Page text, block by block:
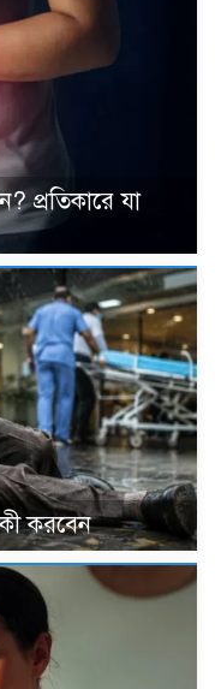
প্রতিকারে যা
করবেন